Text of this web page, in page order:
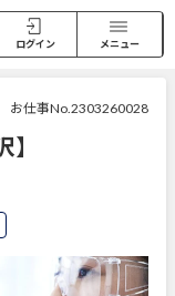
ログイン メニュー
お仕事No.2303260028